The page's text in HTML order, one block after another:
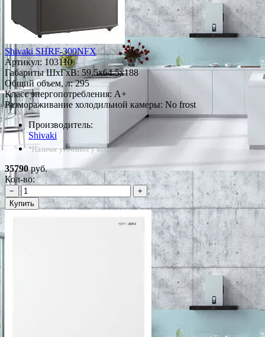
Shivaki SHRF-300NFХ
Артикул: 103110
Габариты ШxГxВ: 59.5x64.5x188
Общий объем, л: 295
Класс энергопотребления: A+
Размораживание холодильной камеры: No frost
Производитель:
Shivaki
*Наличие уточняйте у менеджера
35790руб.
Кол-во:
−
+
Купить